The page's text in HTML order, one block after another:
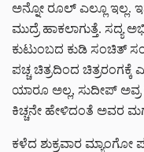
ಅನ್ನೋ ರೂಲ್ ಎಲ್ಲೂ ಇಲ್ಲ.
ಮುದ್ರೆ ಹಾಕಲಾಗುತ್ತೆ. ಸದ್ಯ
ಕುಟುಂಬದ ಕುಡಿ ಸಂಚಿತ್
ಪಚ್ಚ ಚಿತ್ರದಿಂದ
ಯಾರೂ ಅಲ್ಲ, ಸುದೀಪ್
ಕಿಚ್ಚನೇ ಹೇಳಿದಂತೆ ಅವರ
ಕಳೆದ ಶುಕ್ರವಾರ ಮ್ಯಾಂಗೋ